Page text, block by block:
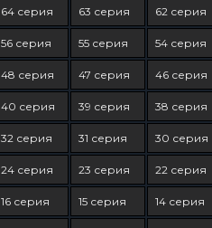
64 серия 63 серия 62 серия
56 серия 55 серия 54 серия
48 серия 47 серия 46 серия
40 серия 39 серия 38 серия
32 серия 31 серия 30 серия
24 серия 23 серия 22 серия
16 серия 15 серия 14 серия